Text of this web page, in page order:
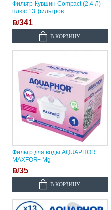
Фильтр-Кувшин Compact (2,4 Л)
плюс 13 фильтров
₪341
В КОРЗИНУ
Фильтр для воды AQUAPHOR
MAXFOR+ Mg
₪35
В КОРЗИНУ